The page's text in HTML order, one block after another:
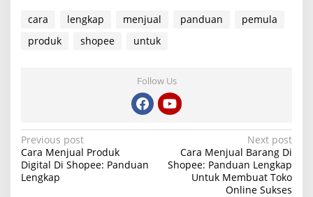
cara lengkap menjual panduan
pemula
produk
shopee untuk
Follow Us
P
o
s
Previous post
Cara Menjual Produk
Digital Di Shopee: Panduan
Lengkap
Next post
Cara Menjual Barang Di
Shopee: Panduan Lengkap
Untuk Membuat Toko
Online Sukses